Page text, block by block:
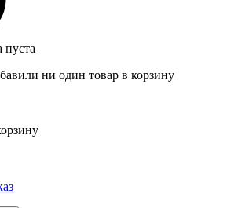
пуста
ни один товар в корзину